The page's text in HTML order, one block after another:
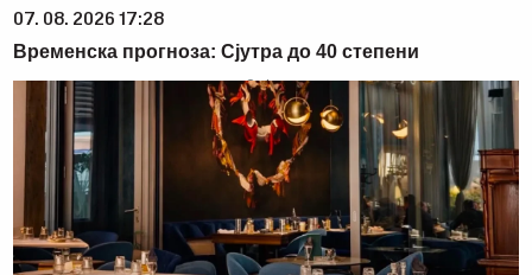
07. 08. 2026 17:28
Временска прогноза: Сјутра до 40 степени